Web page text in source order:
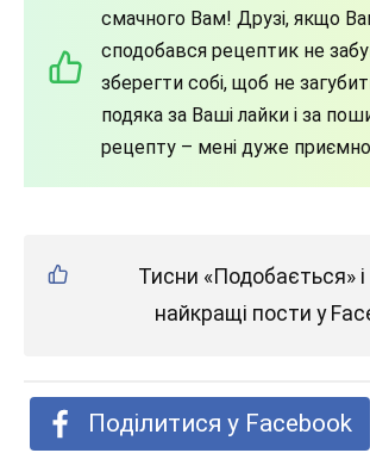
смачного Вам! Друзі, якщо
сподобався рецептик не
зберегти собі, щоб не
подяка за Ваші лайки і за
рецепту – мені дуже
Тисни «Подобається»
найкращі пости у
Поділитися у Facebook